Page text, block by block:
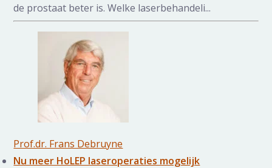
de prostaat beter is. Welke laserbehandeli...
Prof.dr. Frans Debruyne
Nu meer HoLEP laseroperaties mogelijk